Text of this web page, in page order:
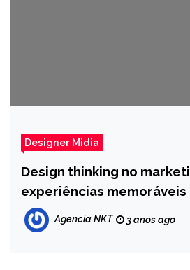
Designer Midia
Design thinking no
experiências memoráveis
Agencia NKT 3 anos ago